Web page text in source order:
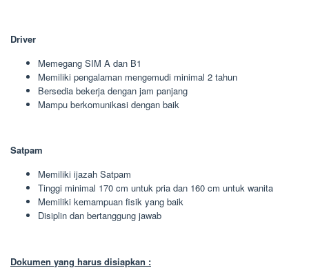
Driver
Memegang SIM A dan B1
Memiliki pengalaman mengemudi minimal 2 tahun
Bersedia bekerja dengan jam panjang
Mampu berkomunikasi dengan baik
Satpam
Memiliki ijazah Satpam
Tinggi minimal 170 cm untuk pria dan 160 cm untuk wanita
Memiliki kemampuan fisik yang baik
Disiplin dan bertanggung jawab
Dokumen yang harus disiapkan :